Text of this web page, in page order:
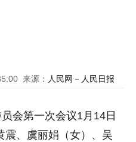
来源： 人民网－人民日报
会第一次会议1月14日
震、虞丽娟（女）、吴